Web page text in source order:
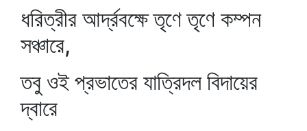
ধরিত্রীর আর্দ্রবক্ষে তৃণে তৃণে কম্পন
সঞ্চারে,
তবু ওই প্রভাতের যাত্রিদল বিদায়ের
দ্বারে